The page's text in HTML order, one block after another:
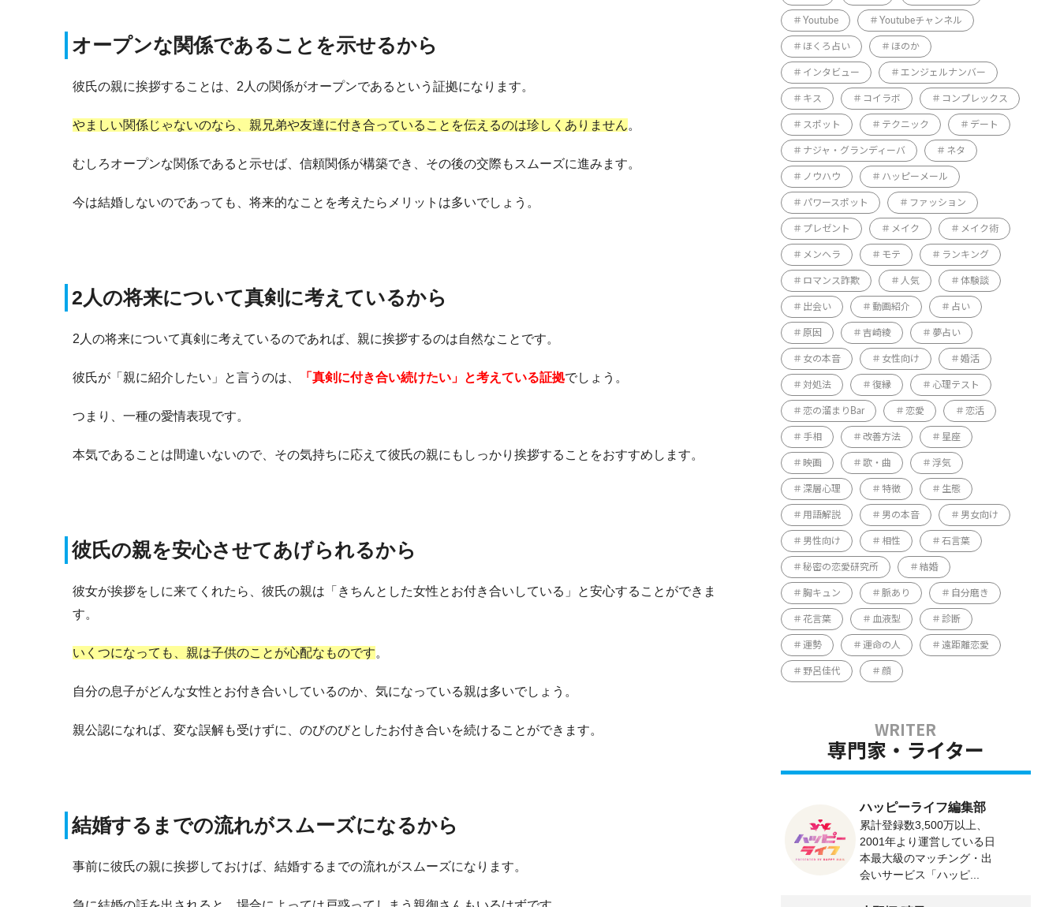
オープンな関係であることを示せるから
彼氏の親に挨拶することは、2人の関係がオープンであるという証拠になります。
やましい関係じゃないのなら、親兄弟や友達に付き合っていることを伝えるのは珍しくありません。
むしろオープンな関係であると示せば、信頼関係が構築でき、その後の交際もスムーズに進みます。
今は結婚しないのであっても、将来的なことを考えたらメリットは多いでしょう。
2人の将来について真剣に考えているから
2人の将来について真剣に考えているのであれば、親に挨拶するのは自然なことです。
彼氏が「親に紹介したい」と言うのは、 「真剣に付き合い続けたい」と考えている証拠でしょう。
つまり、一種の愛情表現です。
本気であることは間違いないので、その気持ちに応えて彼氏の親にもしっかり挨拶することをおすすめします。
彼氏の親を安心させてあげられるから
彼女が挨拶をしに来てくれたら、彼氏の親は「きちんとした女性とお付き合いしている」と安心することができま
す。
いくつになっても、親は子供のことが心配なものです。
自分の息子がどんな女性とお付き合いしているのか、気になっている親は多いでしょう。
親公認になれば、変な誤解も受けずに、のびのびとしたお付き合いを続けることができます。
結婚するまでの流れがスムーズになるから
事前に彼氏の親に挨拶しておけば、結婚するまでの流れがスムーズになります。
Youtube Youtubeチャンネル
ほくろ占い ほのか
インタビュー エンジェルナンバー
キス コイラボ コンプレックス
スポット テクニック デート
ナジャ・グランディーバ ネタ
ノウハウ ハッピーメール
パワースポット ファッション
プレゼント メイク メイク術
メンヘラ モテ ランキング
ロマンス詐欺 人気 体験談
出会い 動画紹介 占い
原因 吉崎綾 夢占い
女の本音 女性向け 婚活
対処法 復縁 心理テスト
恋の溜まりBar 恋愛 恋活
手相 改善方法 星座
映画 歌・曲 浮気
深層心理 特徴 生態
用語解説 男の本音 男女向け
男性向け 相性 石言葉
秘密の恋愛研究所 結婚
胸キュン 脈あり 自分磨き
花言葉 血液型 診断
運勢 運命の人 遠距離恋愛
野呂佳代 顔
専門家・ライター
ハッピーライフ編集部
累計登録数3,500万以上、
2001年より運営している日
本最大級のマッチング・出
会いサービス「ハッピ...